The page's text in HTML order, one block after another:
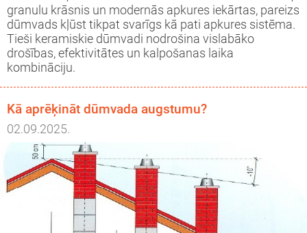
granulu krāsnis un modernās apkures iekārtas, pareizs
dūmvads kļūst tikpat svarīgs kā pati apkures sistēma.
Tieši keramiskie dūmvadi nodrošina vislabāko
drošības, efektivitātes un kalpošanas laika
kombināciju.
Kā aprēķināt dūmvada augstumu?
02.09.2025.